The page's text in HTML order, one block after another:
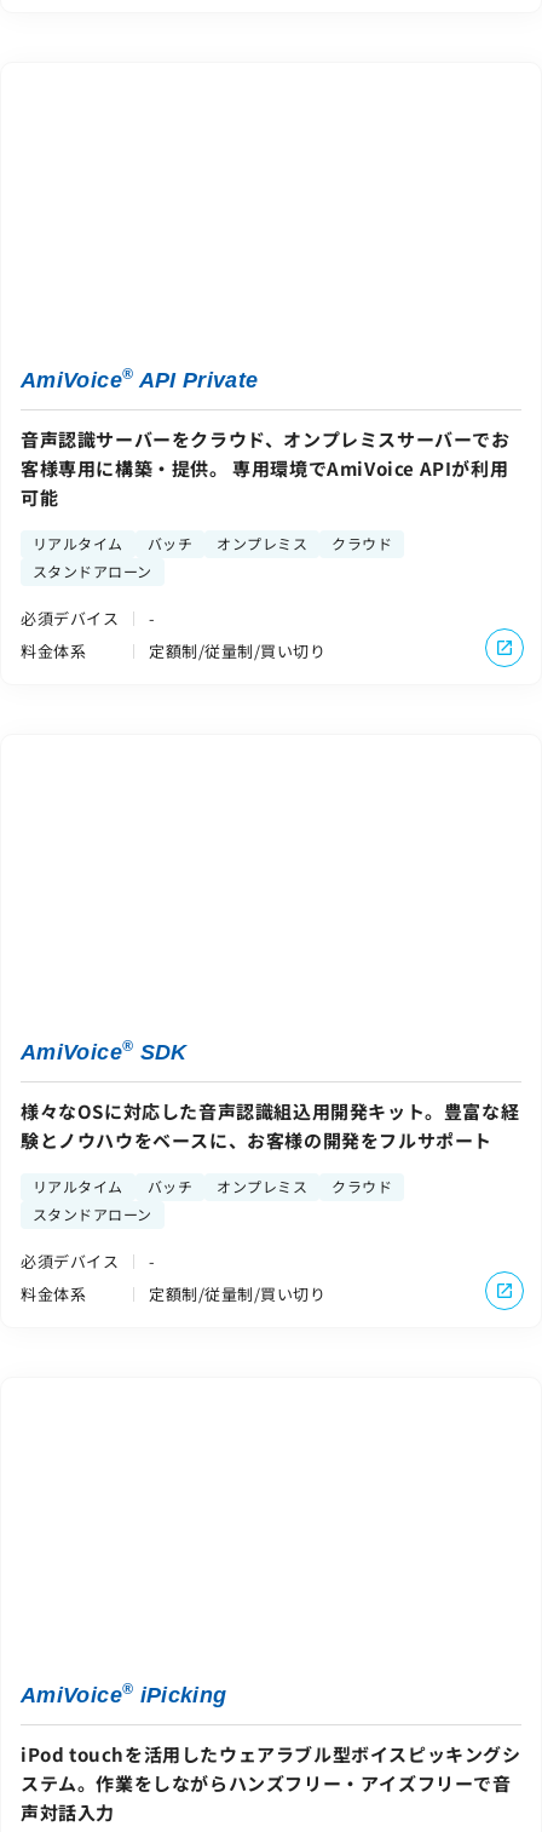
AmiVoice® API Private
音声認識サーバーをクラウド、オンプレミスサーバーでお
客様専用に構築・提供。 専用環境でAmiVoice APIが利用
可能
リアルタイム バッチ オンプレミス
クラウド
スタンドアローン
必須デバイス
-
料金体系
定額制/従量制/買い切り
AmiVoice® SDK
様々なOSに対応した音声認識組込用開発キット。豊富な経
験とノウハウをベースに、お客様の開発をフルサポート
リアルタイム バッチ オンプレミス
クラウド
スタンドアローン
必須デバイス
-
料金体系
定額制/従量制/買い切り
AmiVoice® iPicking
iPod touchを活用したウェアラブル型ボイスピッキングシ
ステム。作業をしながらハンズフリー・アイズフリーで音
声対話入力